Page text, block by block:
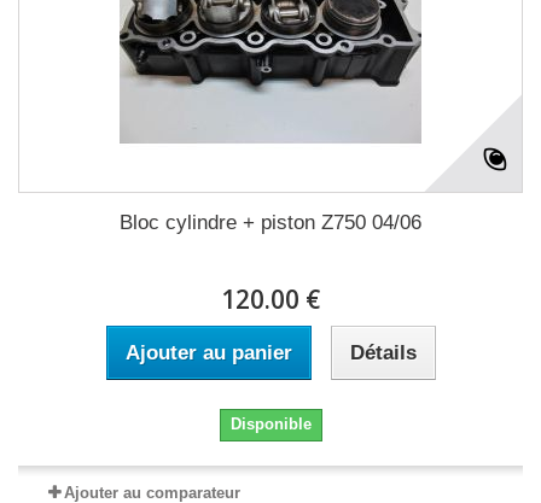
Bloc cylindre + piston Z750 04/06
120.00 €
Ajouter au panier Détails
Disponible
Ajouter au comparateur